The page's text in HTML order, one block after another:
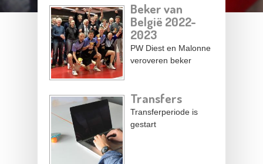
Beker van
België 2022-
2023
PW Diest en Malonne
veroveren beker
Transfers
Transferperiode is
gestart